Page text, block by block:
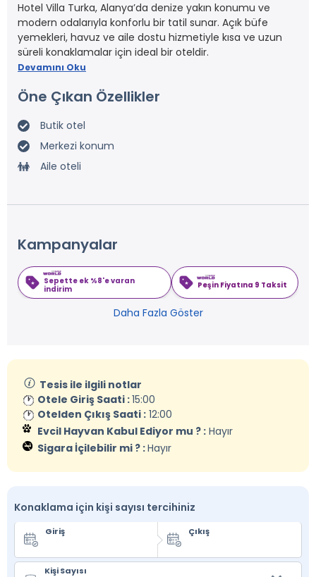
Hotel Villa Turka, Alanya’da denize yakın konumu ve
modern odalarıyla konforlu bir tatil sunar. Açık büfe
yemekleri, havuz ve aile dostu hizmetiyle kısa ve uzun
süreli konaklamalar için ideal bir oteldir.
Devamını Oku
Öne Çıkan Özellikler
Butik otel
Merkezi konum
Aile oteli
Kampanyalar
Sepette ek %8'e varan
indirim
Peşin Fiyatına 9 Taksit
Daha Fazla Göster
Tesis ile ilgili notlar
Otele Giriş Saati :15:00
Otelden Çıkış Saati : 12:00
Evcil Hayvan Kabul Ediyor mu ? : Hayır
Sigara İçilebilir mi ? :Hayır
Konaklama için kişi sayısı tercihiniz
Giriş Çıkış
Kişi Sayısı